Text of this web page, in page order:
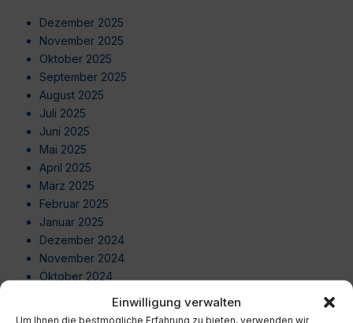
Einwilligung verwalten
Um Ihnen die bestmögliche Erfahrung zu bieten, verwenden wir
Dezember 2025
November 2025
Oktober 2025
September 2025
August 2025
Juli 2025
Juni 2025
Mai 2025
April 2025
März 2025
Februar 2025
Januar 2025
Dezember 2024
November 2024
Oktober 2024